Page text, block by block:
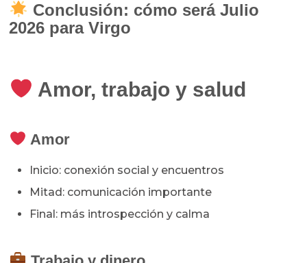
Conclusión: cómo será Julio
2026 para Virgo
Amor, trabajo y salud
Amor
Inicio: conexión social y encuentros
Mitad: comunicación importante
Final: más introspección y calma